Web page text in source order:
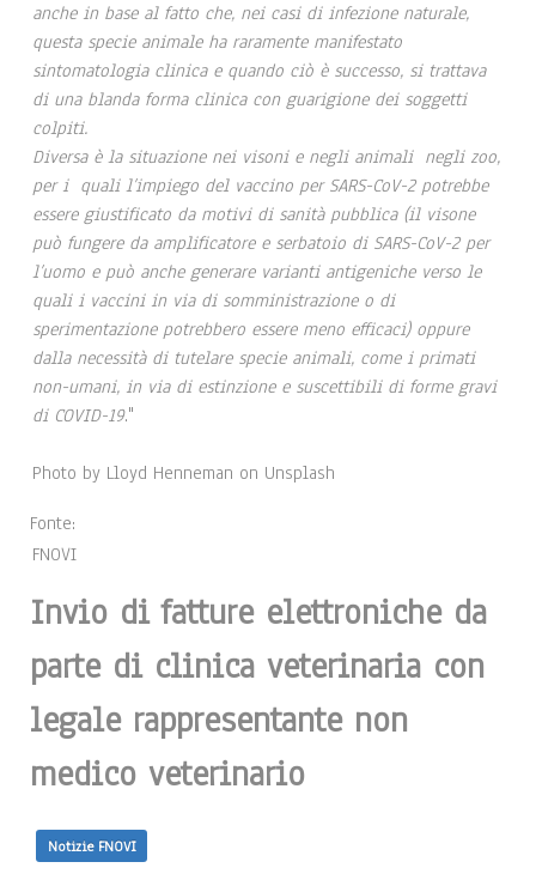
anche in base al fatto che, nei casi di infezione naturale,
questa specie animale ha raramente manifestato
sintomatologia clinica e quando ciò è successo, si trattava
di una blanda forma clinica con guarigione dei soggetti
colpiti.
Diversa è la situazione nei visoni e negli animali negli zoo,
per i quali l’impiego del vaccino per SARS-CoV-2 potrebbe
essere giustificato da motivi di sanità pubblica (il visone
può fungere da amplificatore e serbatoio di SARS-CoV-2 per
l’uomo e può anche generare varianti antigeniche verso le
quali i vaccini in via di somministrazione o di
sperimentazione potrebbero essere meno efficaci) oppure
dalla necessità di tutelare specie animali, come i primati
non-umani, in via di estinzione e suscettibili di forme gravi
di COVID-19."
Photo by Lloyd Henneman on Unsplash
Fonte:
FNOVI
Invio di fatture elettroniche da
parte di clinica veterinaria con
legale rappresentante non
medico veterinario
Notizie FNOVI